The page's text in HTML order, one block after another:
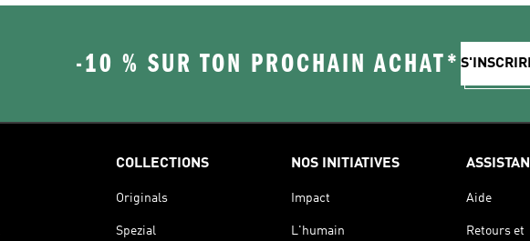
-10 % SUR TON PROCHAIN ACHAT*
COLLECTIONS
Originals
Spezial
NOS INITIATIVES
Impact
L'humain
Aide
Retours et